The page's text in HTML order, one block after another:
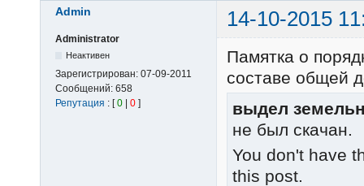
Admin 14-10-2015
Administrator
Неактивен
Зарегистрирован: 07-09-2011
Сообщений: 658
Репутация : [0 | 0 ]
Памятка о
составе общей
выдел
не был скачан.
You don't have
this post.